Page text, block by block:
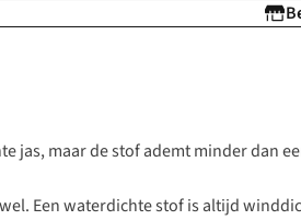
jas, maar de stof ademt minder dan
Een waterdichte stof is altijd